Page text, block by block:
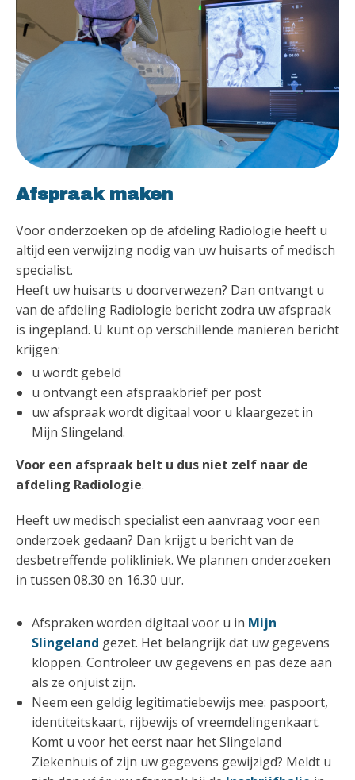
Afspraak maken
Voor onderzoeken op de afdeling Radiologie heeft u
altijd een verwijzing nodig van uw huisarts of medisch
specialist.
Heeft uw huisarts u doorverwezen? Dan ontvangt u
van de afdeling Radiologie bericht zodra uw afspraak
is ingepland. U kunt op verschillende manieren bericht
krijgen:
u wordt gebeld
u ontvangt een afspraakbrief per post
uw afspraak wordt digitaal voor u klaargezet in
Mijn Slingeland.
Voor een afspraak belt u dus niet zelf naar de
afdeling Radiologie.
Heeft uw medisch specialist een aanvraag voor een
onderzoek gedaan? Dan krijgt u bericht van de
desbetreffende polikliniek. We plannen onderzoeken
in tussen 08.30 en 16.30 uur.
Afspraken worden digitaal voor u in Mijn
Slingeland gezet. Het belangrijk dat uw gegevens
kloppen. Controleer uw gegevens en pas deze aan
als ze onjuist zijn.
Neem een geldig legitimatiebewijs mee: paspoort,
identiteitskaart, rijbewijs of vreemdelingenkaart.
Komt u voor het eerst naar het Slingeland
Ziekenhuis of zijn uw gegevens gewijzigd? Meldt u